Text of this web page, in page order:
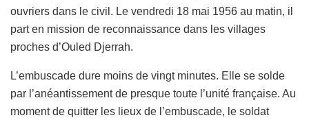
ouvriers dans le civil . Le vendredi 18 mai 1956 au matin, il
part en mission de reconnaissance dans les villages
proches d’Ouled Djerrah.
L’embuscade dure moins de vingt minutes. Elle se solde
par l’anéantissement de presque toute l’unité française. Au
moment de quitter les lieux de l’embuscade, le soldat